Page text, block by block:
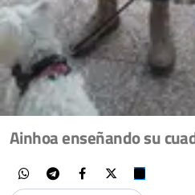
Ainhoa enseñando su